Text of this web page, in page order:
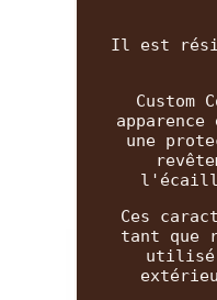
Il est
une
Ces
tant que
utilisé